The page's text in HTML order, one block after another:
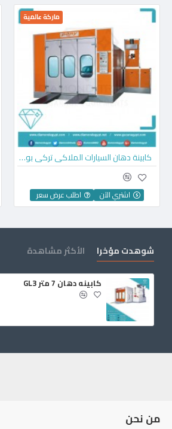
ماركة عالمية
كابينة دهان السيارات الملاكي تركي بوني PONY ECO7000
اشتري الآن اطلب عرض سعر
شوهدت مؤخرا الأكثر مشاهدة
كابينه دهان 7 متر GL3
من نحن